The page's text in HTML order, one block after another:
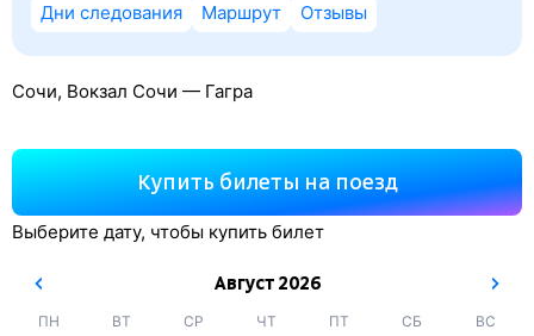
Дни следования Маршрут Отзывы
Сочи, Вокзал Сочи — Гагра
Купить билеты на поезд
Выберите дату, чтобы купить билет
Август2026
ПН ВТ СР ЧТ ПТ СБ ВС